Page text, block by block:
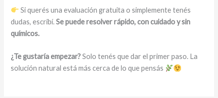
Si querés una evaluación gratuita o simplemente tenés
dudas, escribí.Se puede resolver rápido, con cuidado y sin
químicos.
¿Te gustaría empezar?Solo tenés que dar el primer paso. La
solución natural está más cerca de lo que pensás